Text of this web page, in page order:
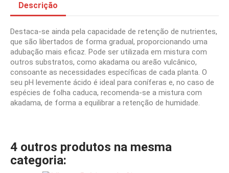
Descrição
Destaca-se ainda pela capacidade de retenção de nutrientes,
que são libertados de forma gradual, proporcionando uma
adubação mais eficaz. Pode ser utilizada em mistura com
outros substratos, como akadama ou areão vulcânico,
consoante as necessidades específicas de cada planta. O
seu pH levemente ácido é ideal para coníferas e, no caso de
espécies de folha caduca, recomenda-se a mistura com
akadama, de forma a equilibrar a retenção de humidade.
4 outros produtos na mesma
categoria: